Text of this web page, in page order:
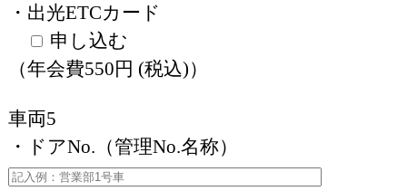
・出光ETCカード
申し込む
（年会費550円 (税込)）
車両5
・ドアNo.（管理No.名称）